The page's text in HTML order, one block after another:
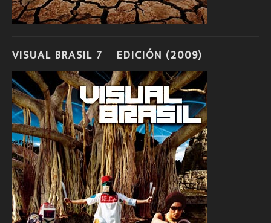
VISUAL BRASIL 7º EDICIÓN (2009)